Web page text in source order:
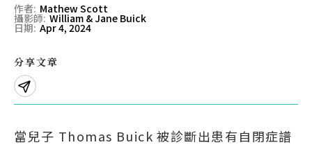
作者: Mathew Scott
攝影師: William & Jane Buick
日期: Apr 4, 2024
分享文章
當兒子 Thomas Buick 被診斷出患有自閉症譜